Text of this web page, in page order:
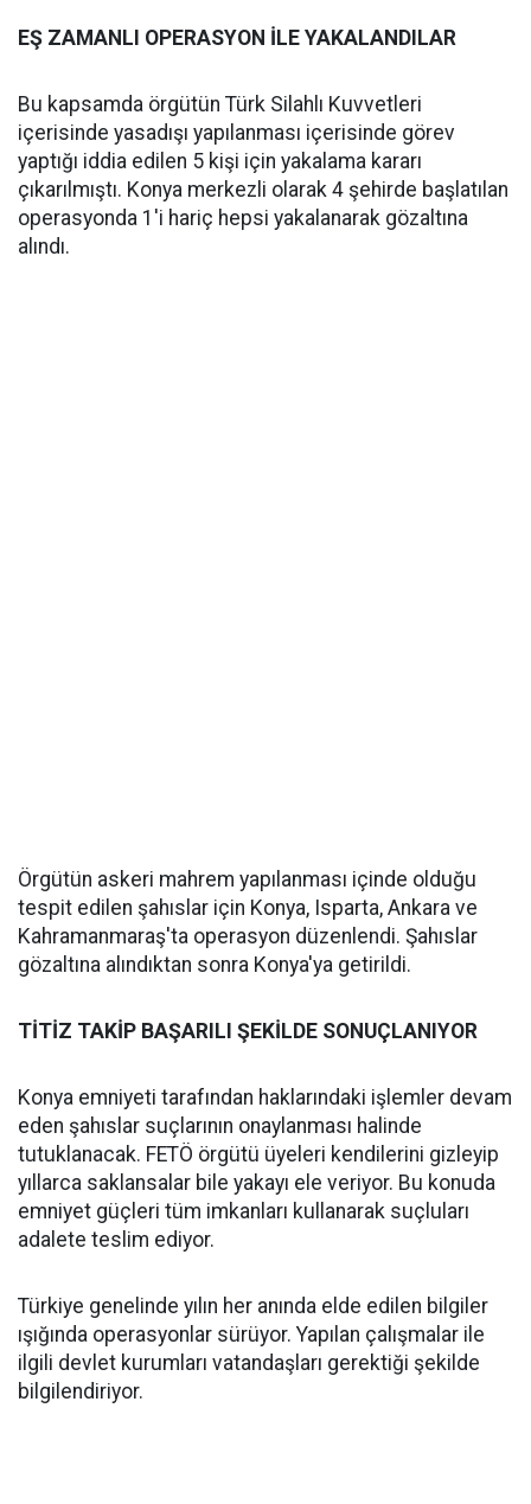
EŞ ZAMANLI OPERASYON İLE YAKALANDILAR
Bu kapsamda örgütün Türk Silahlı Kuvvetleri
içerisinde yasadışı yapılanması içerisinde görev
yaptığı iddia edilen 5 kişi için yakalama kararı
çıkarılmıştı. Konya merkezli olarak 4 şehirde başlatılan
operasyonda 1'i hariç hepsi yakalanarak gözaltına
alındı.
Örgütün askeri mahrem yapılanması içinde olduğu
tespit edilen şahıslar için Konya, Isparta, Ankara ve
Kahramanmaraş'ta operasyon düzenlendi. Şahıslar
gözaltına alındıktan sonra Konya'ya getirildi.
TİTİZ TAKİP BAŞARILI ŞEKİLDE SONUÇLANIYOR
Konya emniyeti tarafından haklarındaki işlemler devam
eden şahıslar suçlarının onaylanması halinde
tutuklanacak. FETÖ örgütü üyeleri kendilerini gizleyip
yıllarca saklansalar bile yakayı ele veriyor. Bu konuda
emniyet güçleri tüm imkanları kullanarak suçluları
adalete teslim ediyor.
Türkiye genelinde yılın her anında elde edilen bilgiler
ışığında operasyonlar sürüyor. Yapılan çalışmalar ile
ilgili devlet kurumları vatandaşları gerektiği şekilde
bilgilendiriyor.